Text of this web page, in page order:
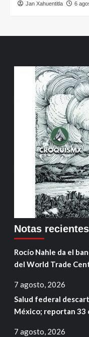
Jan Xahuentitla 6
Notas recientes
Rocío Nahle da el
del World Trade
7 agosto, 2026
Salud federal
México; reportan 33
7 agosto, 2026